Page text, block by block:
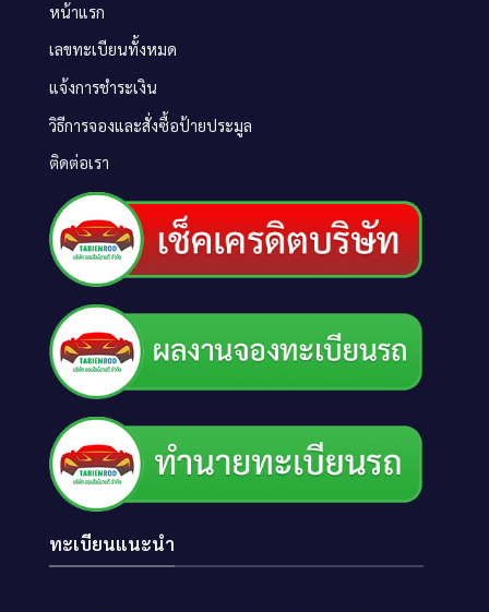
หน้าแรก
เลขทะเบียนทั้งหมด
แจ้งการชำระเงิน
วิธีการจองและสั่งซื้อป้ายประมูล
ติดต่อเรา
ทะเบียนแนะนำ